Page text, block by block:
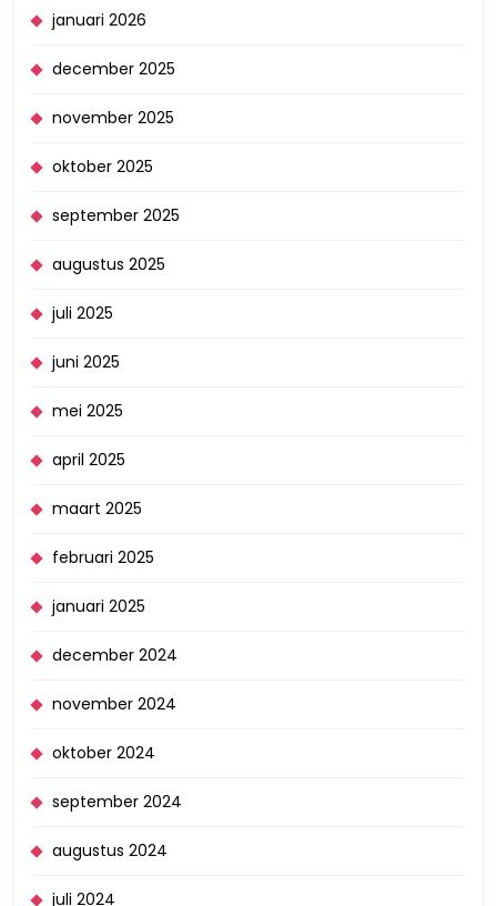
januari 2026
december 2025
november 2025
oktober 2025
september 2025
augustus 2025
juli 2025
juni 2025
mei 2025
april 2025
maart 2025
februari 2025
januari 2025
december 2024
november 2024
oktober 2024
september 2024
augustus 2024
juli 2024